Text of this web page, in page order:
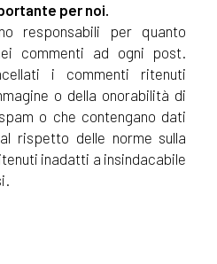
per noi.
responsabili per quanto
commenti ad ogni post.
i commenti ritenuti
o della onorabilità di
o che contengano dati
rispetto delle norme sulla
inadatti a insindacabile